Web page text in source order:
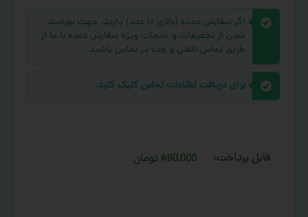
اگر سفارش عمده (بالای ۱۰ عدد) دارید، جهت بهره‌مند
شدن از تخفیفات و خدمات ویژه سفارش عمده با ما از
طریق تماس تلفنی و چت در تماس باشید.
برای دریافت اطلاعات تماس کلیک کنید.
قابل پرداخت: 490,000 تومان